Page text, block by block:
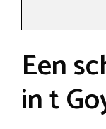
Een
in t